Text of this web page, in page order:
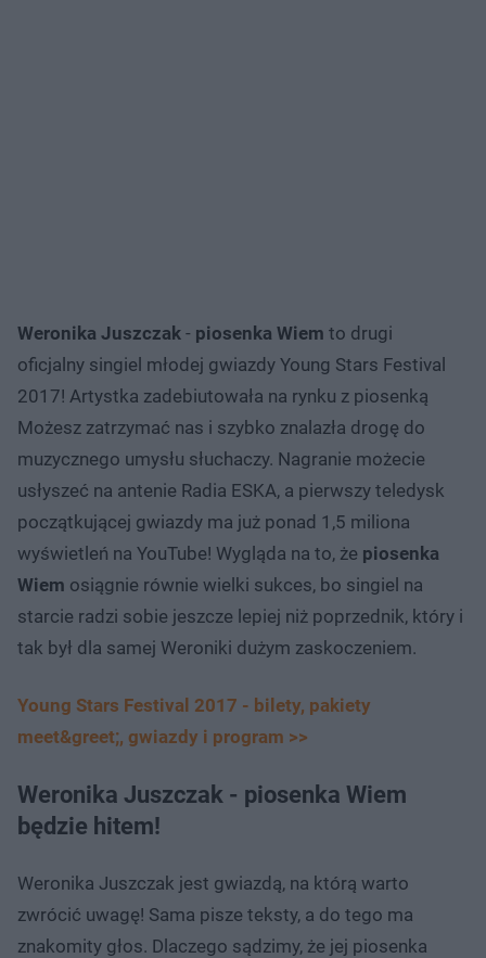
Weronika Juszczak - piosenka Wiem to drugi
oficjalny singiel młodej gwiazdy Young Stars Festival
2017! Artystka zadebiutowała na rynku z piosenką
Możesz zatrzymać nas i szybko znalazła drogę do
muzycznego umysłu słuchaczy. Nagranie możecie
usłyszeć na antenie Radia ESKA, a pierwszy teledysk
początkującej gwiazdy ma już ponad 1,5 miliona
wyświetleń na YouTube! Wygląda na to, że piosenka
Wiem osiągnie równie wielki sukces, bo singiel na
starcie radzi sobie jeszcze lepiej niż poprzednik, który i
tak był dla samej Weroniki dużym zaskoczeniem.
Young Stars Festival 2017 - bilety, pakiety
meet&greet;, gwiazdy i program >>
Weronika Juszczak - piosenka Wiem
będzie hitem!
Weronika Juszczak jest gwiazdą, na którą warto
zwrócić uwagę! Sama pisze teksty, a do tego ma
znakomity głos. Dlaczego sądzimy, że jej piosenka